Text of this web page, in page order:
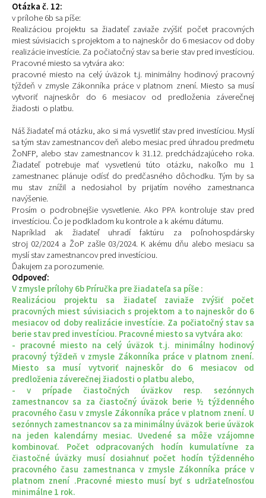
Otázka č. 12:
v prílohe 6b sa píše:
Realizáciou projektu sa žiadateľ zaviaže zvýšiť počet pracovných
miest súvisiacich s projektom a to najneskôr do 6 mesiacov od doby
realizácie investície. Za počiatočný stav sa berie stav pred investíciou.
Pracovné miesto sa vytvára ako:
pracovné miesto na celý úväzok t.j. minimálny hodinový pracovný
týždeň v zmysle Zákonníka práce v platnom znení. Miesto sa musí
vytvoriť najneskôr do 6 mesiacov od predloženia záverečnej
žiadosti o platbu.
Náš žiadateľ má otázku, ako si má vysvetliť stav pred investíciou. Myslí
sa tým stav zamestnancov deň alebo mesiac pred úhradou predmetu
ŽoNFP, alebo stav zamestnancov k 31.12. predchádzajúceho roka.
Žiadateľ potrebuje mať vysvetlenú túto otázku, nakoľko mu 1
zamestnanec plánuje odísť do predčasného dôchodku. Tým by sa
mu stav znížil a nedosiahol by prijatím nového zamestnanca
navýšenie.
Prosím o podrobnejšie vysvetlenie. Ako PPA kontroluje stav pred
investíciou. Čo je podkladom ku kontrole a k akému dátumu.
Napríklad ak žiadateľ uhradí faktúru za poľnohospdársky
stroj 02/2024 a ŽoP zašle 03/2024. K akému dňu alebo mesiacu sa
myslí stav zamestnancov pred investíciou.
Ďakujem za porozumenie.
Odpoveď:
V zmysle prílohy 6b Príručka pre žiadateľa sa píše :
Realizáciou projektu sa žiadateľ zaviaže zvýšiť počet
pracovných miest súvisiacich s projektom a to najneskôr do 6
mesiacov od doby realizácie investície. Za počiatočný stav sa
berie stav pred investíciou. Pracovné miesto sa vytvára ako:
- pracovné miesto na celý úväzok t.j. minimálny hodinový
pracovný týždeň v zmysle Zákonníka práce v platnom znení.
Miesto sa musí vytvoriť najneskôr do 6 mesiacov od
predloženia záverečnej žiadosti o platbu alebo,
- v prípade čiastočných úväzkov resp. sezónnych
zamestnancov sa za čiastočný úväzok berie ½ týždenného
pracovného času v zmysle Zákonníka práce v platnom znení. U
sezónnych zamestnancov sa za minimálny úväzok berie úväzok
na jeden kalendárny mesiac. Uvedené sa môže vzájomne
kombinovať. Počet odpracovaných hodín kumulatívne za
čiastočné úväzky musí dosiahnuť počet hodín týždenného
pracovného času zamestnanca v zmysle Zákonníka práce v
platnom znení .Pracovné miesto musí byť s udržateľnosťou
minimálne 1 rok.